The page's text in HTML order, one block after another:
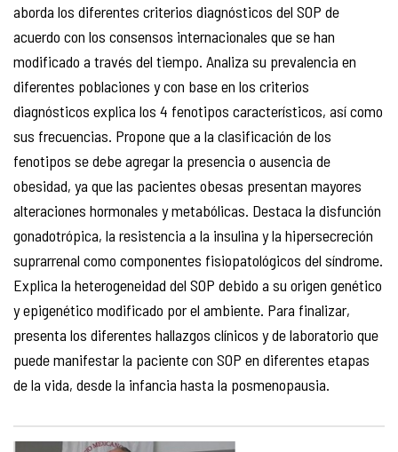
aborda los diferentes criterios diagnósticos del SOP de
acuerdo con los consensos internacionales que se han
modificado a través del tiempo. Analiza su prevalencia en
diferentes poblaciones y con base en los criterios
diagnósticos explica los 4 fenotipos característicos, así como
sus frecuencias. Propone que a la clasificación de los
fenotipos se debe agregar la presencia o ausencia de
obesidad, ya que las pacientes obesas presentan mayores
alteraciones hormonales y metabólicas. Destaca la disfunción
gonadotrópica, la resistencia a la insulina y la hipersecreción
suprarrenal como componentes fisiopatológicos del síndrome.
Explica la heterogeneidad del SOP debido a su origen genético
y epigenético modificado por el ambiente. Para finalizar,
presenta los diferentes hallazgos clínicos y de laboratorio que
puede manifestar la paciente con SOP en diferentes etapas
de la vida, desde la infancia hasta la posmenopausia.